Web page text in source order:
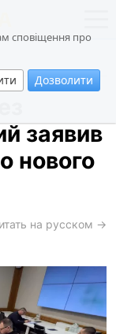
сповіщення про
Дозволити
заявив
нового
на русском →